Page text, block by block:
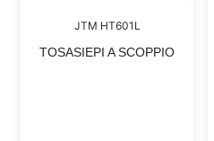
JTM HT601L
TOSASIEPI A SCOPPIO